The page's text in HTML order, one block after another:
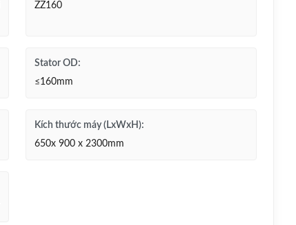
ZZ160
Stator OD:
≤160mm
Kích thước máy (LxWxH):
650x 900 x 2300mm